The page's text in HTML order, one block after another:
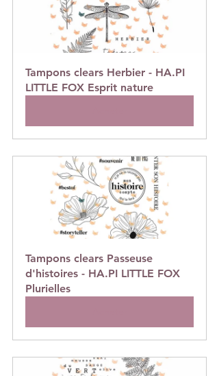
Tampons clears Herbier - HA.PI
LITTLE FOX Esprit nature
Tampons clears Passeuse
d'histoires - HA.PI LITTLE FOX
Plurielles